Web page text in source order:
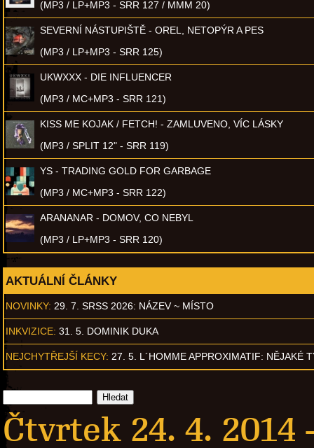
(MP3 / LP+MP3 - SRR 127 / MMM 20)
SEVERNÍ NÁSTUPIŠTĚ - OREL, NETOPÝR A PES
(MP3 / LP+MP3 - SRR 125)
UKWXXX - DIE INFLUENCER
(MP3 / MC+MP3 - SRR 121)
KISS ME KOJAK / FETCH! - ZAMLUVENO, VÍC LÁSKY
(MP3 / SPLIT 12" - SRR 119)
YS - TRADING GOLD FOR GARBAGE
(MP3 / MC+MP3 - SRR 122)
ARANANAR - DOMOV, CO NEBYL
(MP3 / LP+MP3 - SRR 120)
AKTUÁLNÍ ČLÁNKY
NOVINKY: 29. 7. SRSS 2026: NÁZEV ~ MÍSTO
INKVIZICE: 31. 5. DOMINIK DUKA
NEJCHYTŘEJŠÍ KECY: 27. 5. L´HOMME APPROXIMATIF: NĚJAKÉ
Čtvrtek 24. 4. 2014